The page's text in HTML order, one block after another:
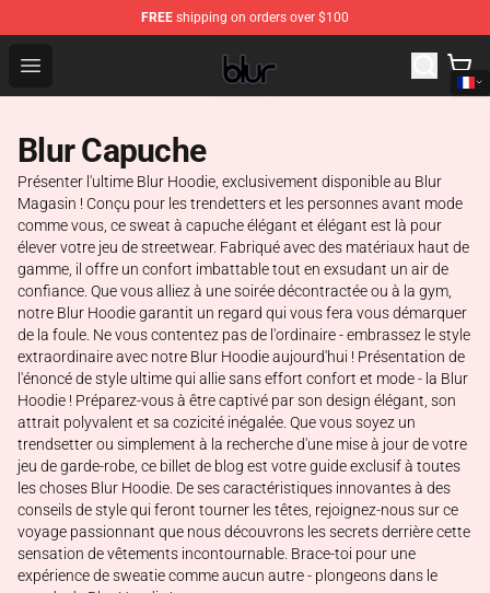
FREE shipping on orders over $100
Open menu
Blur Store - Official Blur Merchandise Shop
Blur Capuche
Présenter l'ultime Blur Hoodie, exclusivement disponible au Blur
Magasin ! Conçu pour les trendetters et les personnes avant mode
comme vous, ce sweat à capuche élégant et élégant est là pour
élever votre jeu de streetwear. Fabriqué avec des matériaux haut de
gamme, il offre un confort imbattable tout en exsudant un air de
confiance. Que vous alliez à une soirée décontractée ou à la gym,
notre Blur Hoodie garantit un regard qui vous fera vous démarquer
de la foule. Ne vous contentez pas de l'ordinaire - embrassez le style
extraordinaire avec notre Blur Hoodie aujourd'hui ! Présentation de
l'énoncé de style ultime qui allie sans effort confort et mode - la Blur
Hoodie ! Préparez-vous à être captivé par son design élégant, son
attrait polyvalent et sa cozicité inégalée. Que vous soyez un
trendsetter ou simplement à la recherche d'une mise à jour de votre
jeu de garde-robe, ce billet de blog est votre guide exclusif à toutes
les choses Blur Hoodie. De ses caractéristiques innovantes à des
conseils de style qui feront tourner les têtes, rejoignez-nous sur ce
voyage passionnant que nous découvrons les secrets derrière cette
sensation de vêtements incontournable. Brace-toi pour une
expérience de sweatie comme aucun autre - plongeons dans le